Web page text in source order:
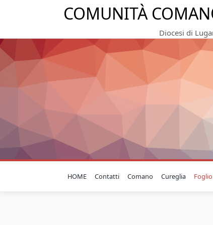
COMUNITÀ
Diocesi di
HOME Contatti Comano Cureglia